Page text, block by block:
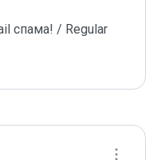
спама! / Regular